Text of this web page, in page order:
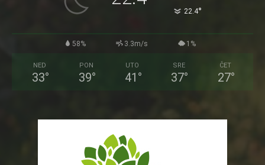
22.4°
58% 3.3m/s 1%
NED
33°
PON
39°
UTO
41 °
SRE
37°
ČET
27°